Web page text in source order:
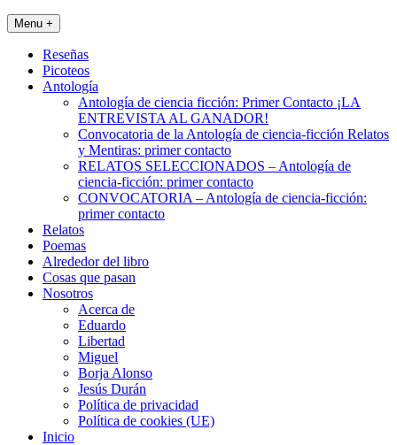
Menu +
Reseñas
Picoteos
Antología
Antología de ciencia ficción: Primer Contacto ¡LA
ENTREVISTA AL GANADOR!
Convocatoria de la Antología de ciencia-ficción Relatos
y Mentiras: primer contacto
RELATOS SELECCIONADOS – Antología de
ciencia-ficción: primer contacto
CONVOCATORIA – Antología de ciencia-ficción:
primer contacto
Relatos
Poemas
Alrededor del libro
Cosas que pasan
Nosotros
Acerca de
Eduardo
Libertad
Miguel
Borja Alonso
Jesús Durán
Política de privacidad
Política de cookies (UE)
Inicio